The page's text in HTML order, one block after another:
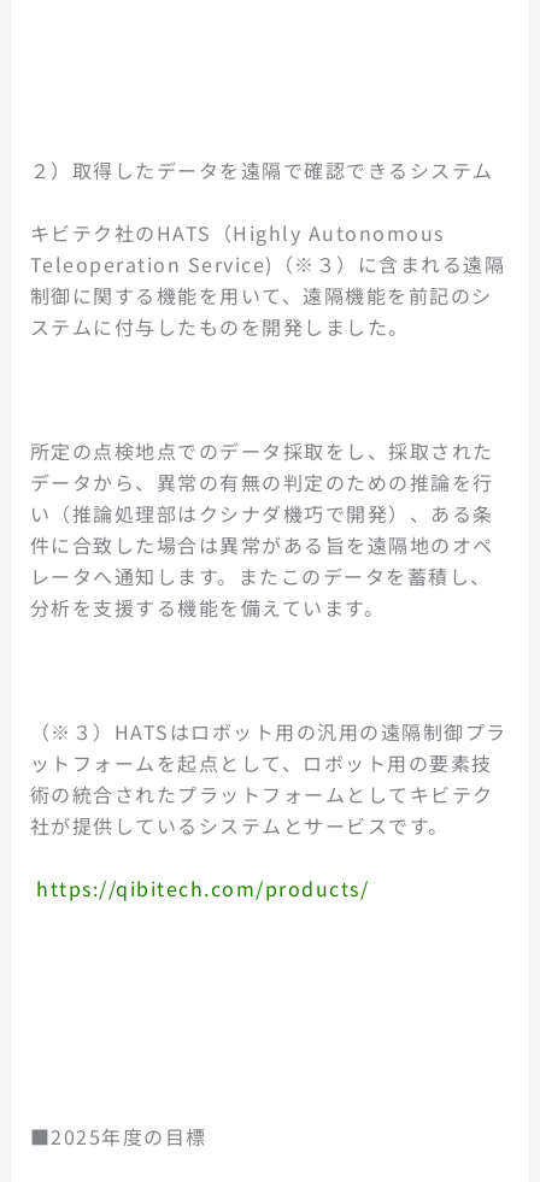
２）取得したデータを遠隔で確認できるシステム
キビテク社のHATS（Highly Autonomous
Teleoperation Service)（※３）に含まれる遠隔
制御に関する機能を用いて、遠隔機能を前記のシ
ステムに付与したものを開発しました。
所定の点検地点でのデータ採取をし、採取された
データから、異常の有無の判定のための推論を行
い（推論処理部はクシナダ機巧で開発）、ある条
件に合致した場合は異常がある旨を遠隔地のオペ
レータへ通知します。またこのデータを蓄積し、
分析を支援する機能を備えています。
（※３）HATSはロボット用の汎用の遠隔制御プラ
ットフォームを起点として、ロボット用の要素技
術の統合されたプラットフォームとしてキビテク
社が提供しているシステムとサービスです。
https://qibitech.com/products/
■2025年度の目標